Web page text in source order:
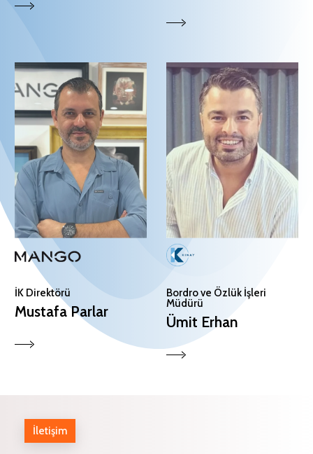
İK Direktörü
Mustafa Parlar
Bordro ve Özlük İşleri
Müdürü
Ümit Erhan
İletişim